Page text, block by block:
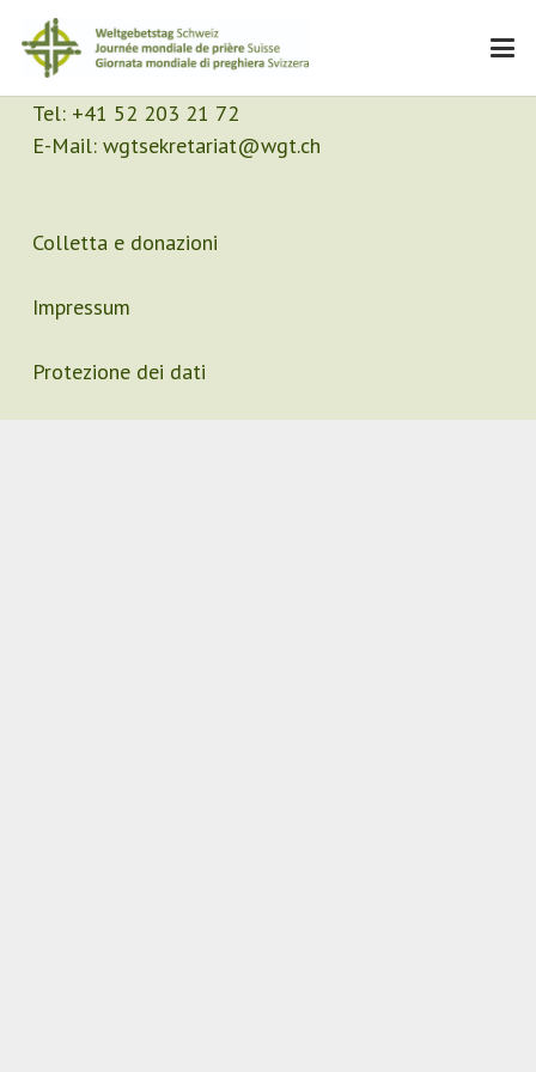
Contatto
Segretariato
Tel: +41 52 203 21 72
E-Mail: wgtsekretariat@wgt.ch
Colletta e donazioni
Impressum
Protezione dei dati